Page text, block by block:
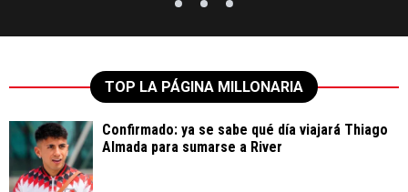
TOP LA PÁGINA MILLONARIA
Confirmado: ya se sabe qué día viajará Thiago
Almada para sumarse a River